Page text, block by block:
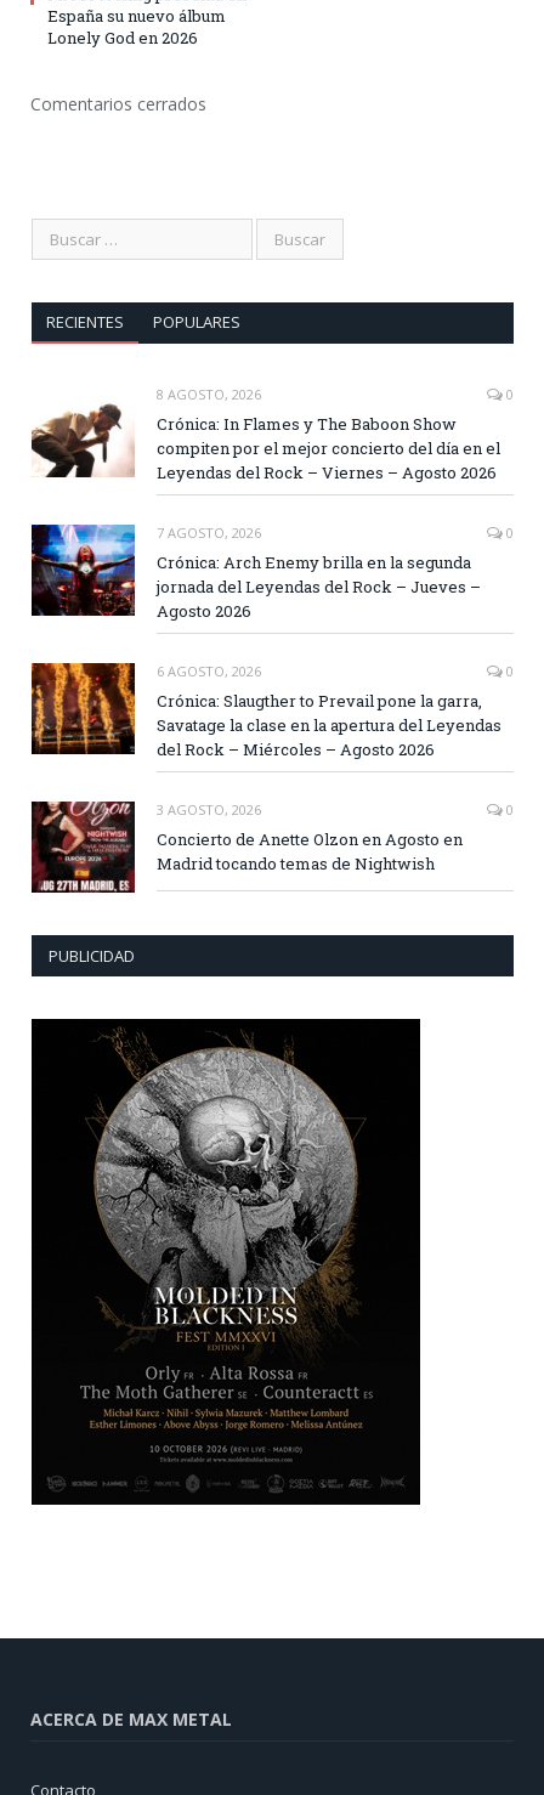
España su nuevo álbum
Lonely God en 2026
Comentarios cerrados
RECIENTES POPULARES
8 AGOSTO, 2026 0
Crónica: In Flames y The Baboon Show
compiten por el mejor concierto del día en el
Leyendas del Rock – Viernes – Agosto 2026
7 AGOSTO, 2026 0
Crónica: Arch Enemy brilla en la segunda
jornada del Leyendas del Rock – Jueves –
Agosto 2026
6 AGOSTO, 2026 0
Crónica: Slaugther to Prevail pone la garra,
Savatage la clase en la apertura del Leyendas
del Rock – Miércoles – Agosto 2026
3 AGOSTO, 2026 0
Concierto de Anette Olzon en Agosto en
Madrid tocando temas de Nightwish
PUBLICIDAD
ACERCA DE MAX METAL
Contacto